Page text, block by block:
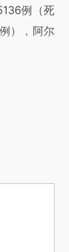
例（死
），阿尔